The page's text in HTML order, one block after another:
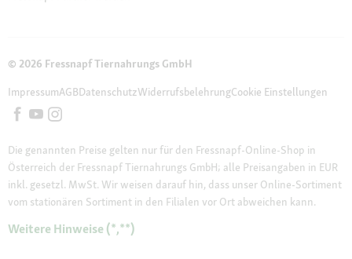
© 2026 Fressnapf Tiernahrungs GmbH
ImpressumAGBDatenschutzWiderrufsbelehrungCookie Einstellungen
Die genannten Preise gelten nur für den Fressnapf-Online-Shop in
Österreich der Fressnapf Tiernahrungs GmbH; alle Preisangaben in EUR
inkl. gesetzl. MwSt. Wir weisen darauf hin, dass unser Online-Sortiment
vom stationären Sortiment in den Filialen vor Ort abweichen kann.
Weitere Hinweise (*,**)